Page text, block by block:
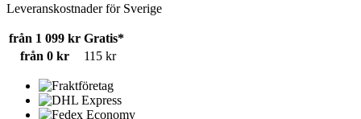
Leveranskostnader för Sverige
från 1 099 kr Gratis*
från 0 kr
115 kr